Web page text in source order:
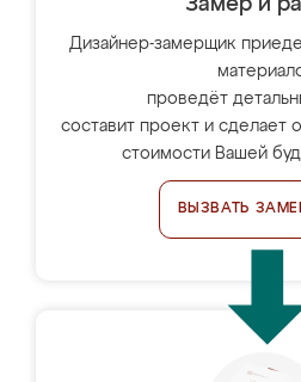
Замер и
Дизайнер-замерщик
проведёт
составит проект и сделает
стоимости Вашей
ВЫЗВАТЬ